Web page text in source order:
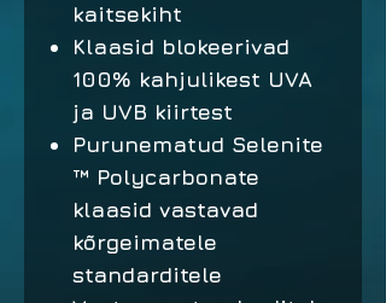
kaitsekiht
Klaasid blokeerivad
100% kahjulikest UVA
ja UVB kiirtest
Purunematud Selenite
™ Polycarbonate
klaasid vastavad
kõrgeimatele
standarditele